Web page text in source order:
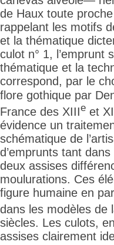
de Haux toute
rappelant les motifs
et la thématique
culot n° 1, l’emprunt
thématique et la
correspond, par le
flore gothique par
France des XIIIe et
évidence un
schématique de
d’emprunts tant
deux assises
moulurations. Ces
figure humaine en
dans les modèles de
siècles. Les culots,
assises clairement